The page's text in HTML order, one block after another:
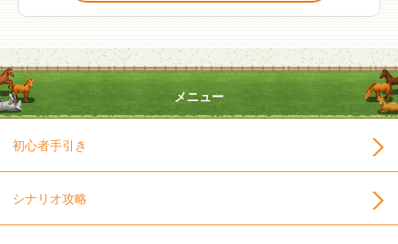
メニュー
初心者手引き
シナリオ攻略